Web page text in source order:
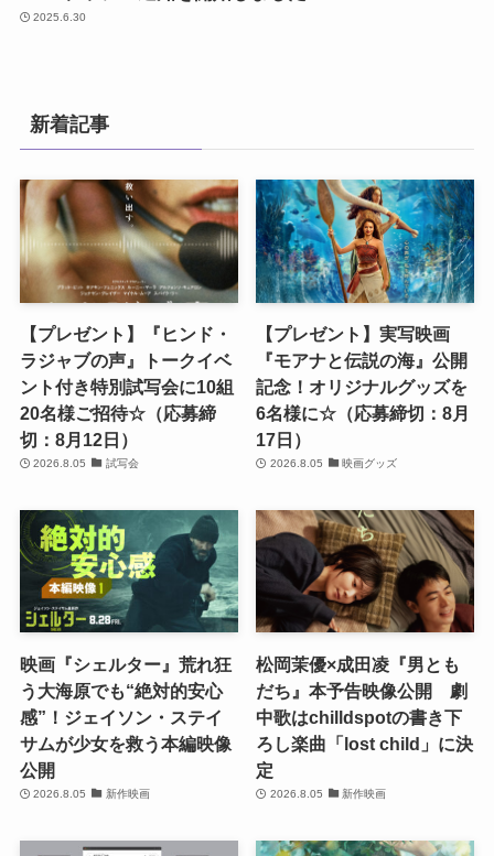
2025.6.30
新着記事
【プレゼント】『ヒンド・
ラジャブの声』トークイベ
ント付き特別試写会に10組
20名様ご招待☆（応募締
切：8月12日）
2026.8.05 試写会
【プレゼント】実写映画
『モアナと伝説の海』公開
記念！オリジナルグッズを
6名様に☆（応募締切：8月
17日）
2026.8.05 映画グッズ
映画『シェルター』荒れ狂
う大海原でも“絶対的安心
感”！ジェイソン・ステイ
サムが少女を救う本編映像
公開
2026.8.05 新作映画
松岡茉優×成田凌『男とも
だち』本予告映像公開 劇
中歌はchilldspotの書き下
ろし楽曲「lost child」に決
定
2026.8.05 新作映画